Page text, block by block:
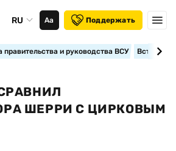
RU Аа Поддержать
правительства и руководства ВСУ
ШЕРРИ С ЦИРКОВЫМ